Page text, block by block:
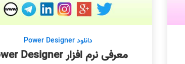
دانلود Power Designer
معرفی نرم افزار Power Designer